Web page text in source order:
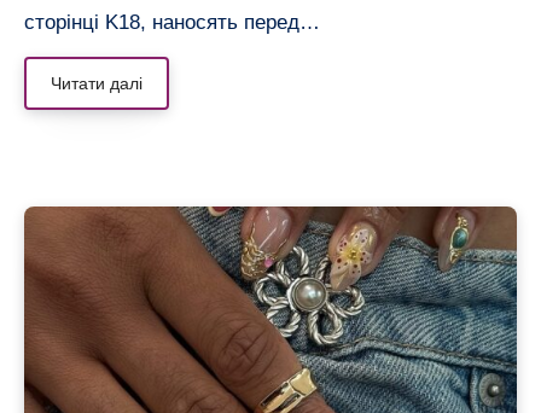
сторінці K18, наносять перед…
Читати далі